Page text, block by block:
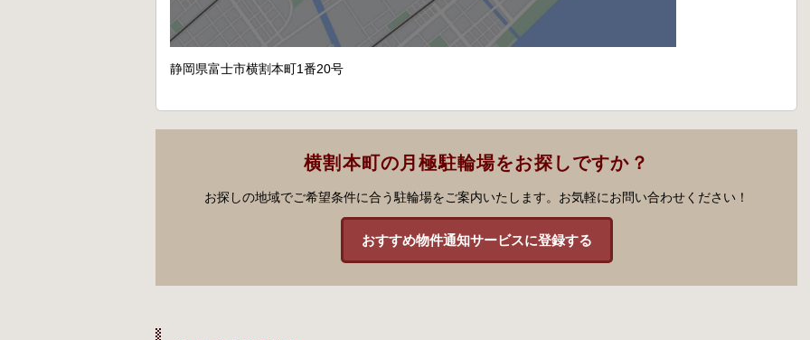
静岡県富士市横割本町1番20号
横割本町の月極駐輪場をお探しですか？
お探しの地域でご希望条件に合う駐輪場をご案内いたします。お気軽にお問い合わせください！
おすすめ物件通知サービスに登録する